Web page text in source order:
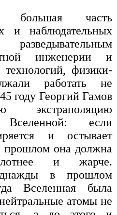
часть
и наблюдательных
инженерии и
физики-
работать не
году Георгий Гамов
экстраполяцию
Вселенной: если
и остывает
прошлом она должна
и жарче.
в прошлом
Вселенная была
атомы не